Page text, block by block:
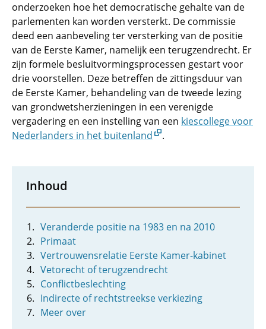
onderzoeken hoe het democratische gehalte van de
parlementen kan worden versterkt. De commissie
deed een aanbeveling ter versterking van de positie
van de Eerste Kamer, namelijk een terugzendrecht. Er
zijn formele besluitvormingsprocessen gestart voor
drie voorstellen. Deze betreffen de zittingsduur van
de Eerste Kamer, behandeling van de tweede lezing
van grondwetsherzieningen in een verenigde
vergadering en een instelling van een kiescollege voor
Nederlanders in het buitenland
.
Inhoud
Veranderde positie na 1983 en na 2010
Primaat
Vertrouwensrelatie Eerste Kamer-kabinet
Vetorecht of terugzendrecht
Conflictbeslechting
Indirecte of rechtstreekse verkiezing
Meer over